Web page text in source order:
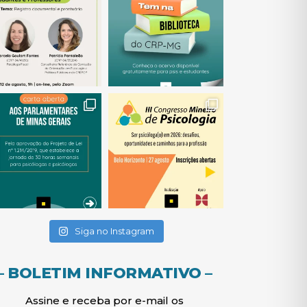
(abre em nova janela) (abre em nova janela)
Siga no Instagram(abre em nova janela)
BOLETIM INFORMATIVO –
Assine e receba por e-mail os